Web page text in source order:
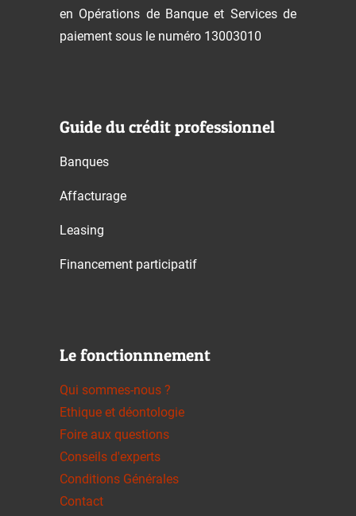
en Opérations de Banque et Services de
paiement sous le numéro 13003010
Guide du crédit professionnel
Banques
Affacturage
Leasing
Financement participatif
Le fonctionnnement
Qui sommes-nous ?
Ethique et déontologie
Foire aux questions
Conseils d'experts
Conditions Générales
Contact